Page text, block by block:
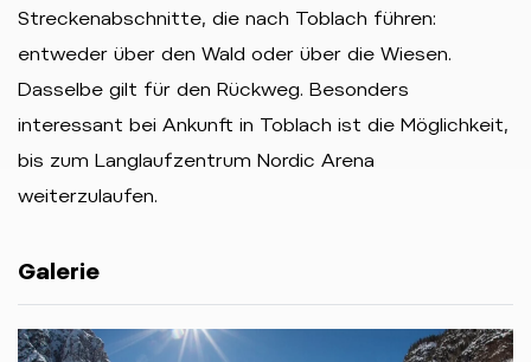
Streckenabschnitte, die nach Toblach führen:
entweder über den Wald oder über die Wiesen.
Dasselbe gilt für den Rückweg. Besonders
interessant bei Ankunft in Toblach ist die Möglichkeit,
bis zum Langlaufzentrum Nordic Arena
weiterzulaufen.
Galerie